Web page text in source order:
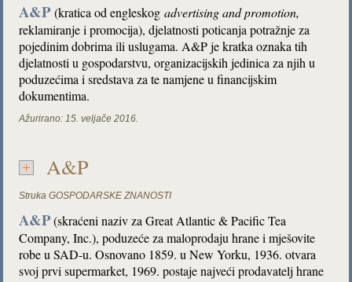
A&P(kratica od engleskogadvertising and promotion,
reklamiranje i promocija), djelatnosti poticanja potražnje za
pojedinim dobrima ili uslugama. A&P je kratka oznaka tih
djelatnosti u gospodarstvu, organizacijskih jedinica za njih u
poduzećima i sredstava za te namjene u financijskim
dokumentima.
Ažurirano: 15. veljače 2016.
A&P
Struka GOSPODARSKE ZNANOSTI
A&P(skraćeni naziv za Great Atlantic & Pacific Tea
Company, Inc.), poduzeće za maloprodaju hrane i mješovite
robe u SAD-u. Osnovano 1859. u New Yorku, 1936. otvara
svoj prvi supermarket, 1969. postaje najveći prodavatelj hrane